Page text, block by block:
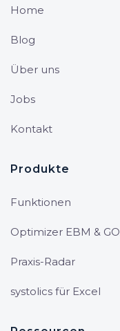
Home
Blog
Über uns
Jobs
Kontakt
Produkte
Funktionen
Optimizer EBM &
Praxis-Radar
systolics für Excel